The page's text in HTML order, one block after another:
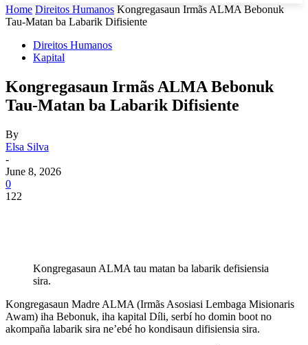
Home Direitos Humanos Kongregasaun Irmãs ALMA Bebonuk
Tau-Matan ba Labarik Difisiente
Direitos Humanos
Kapital
Kongregasaun Irmãs ALMA Bebonuk
Tau-Matan ba Labarik Difisiente
By
Elsa Silva
-
June 8, 2026
0
122
Kongregasaun ALMA tau matan ba labarik defisiensia
sira.
Kongregasaun Madre ALMA (Irmãs Asosiasi Lembaga Misionaris
Awam) iha Bebonuk, iha kapital Díli, serbí ho domin boot no
akompaña labarik sira ne’ebé ho kondisaun difisiensia sira.